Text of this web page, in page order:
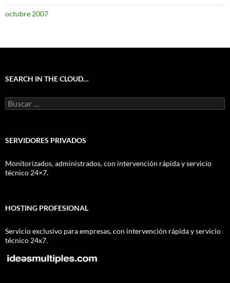
octubre 2007
SEARCH IN THE CLOUD…
Buscar:
SERVIDORES PRIVADOS
Monitorizados, administrados, con intervención rápida y servicio
técnico 24×7.
HOSTING PROFESIONAL
Servicio exclusivo para empresas, con intervención rápida y servicio
técnico 24x7.